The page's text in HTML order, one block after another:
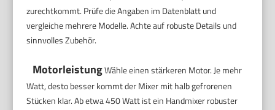
zurechtkommt. Prüfe die Angaben im Datenblatt und
vergleiche mehrere Modelle. Achte auf robuste Details und
sinnvolles Zubehör.
MotorleistungWähle einen stärkeren Motor. Je mehr
Watt, desto besser kommt der Mixer mit halb gefrorenen
Stücken klar. Ab etwa 450 Watt ist ein Handmixer robuster